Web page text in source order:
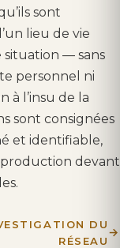
sont
lieu de vie
situation — sans
personnel ni
à l’insu de la
sont consignées
et identifiable,
devant
DU
RÉSEAU